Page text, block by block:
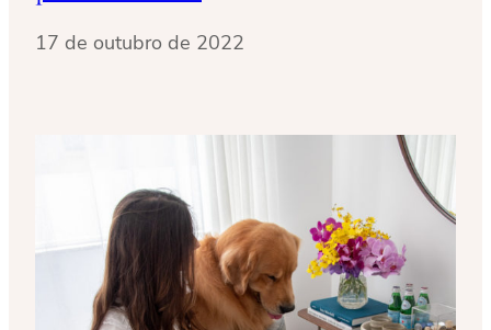
17 de outubro de 2022